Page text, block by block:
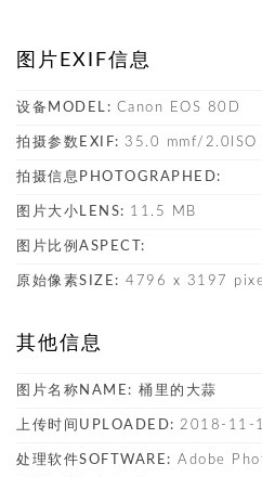
图片EXIF信息
设备MODEL: Canon EOS 80D
拍摄参数EXIF: 35.0 mmf/2.0ISO
拍摄信息PHOTOGRAPHED:
图片大小LENS: 11.5 MB
图片比例ASPECT:
原始像素SIZE: 4796 x 3197
其他信息
图片名称NAME: 桶里的大蒜
上传时间UPLOADED: 2018-11-
处理软件SOFTWARE: Adobe